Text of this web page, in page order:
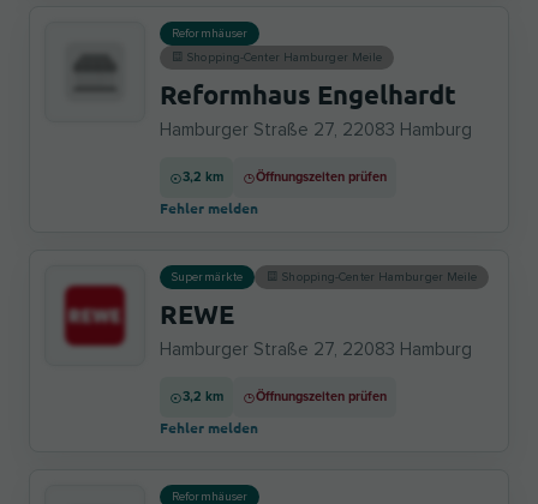
Reformhäuser
Shopping-Center Hamburger Meile
Reformhaus Engelhardt
Hamburger Straße 27, 22083 Hamburg
3,2 km Öffnungszeiten prüfen
Fehler melden
Supermärkte Shopping-Center Hamburger Meile
REWE
Hamburger Straße 27, 22083 Hamburg
3,2 km Öffnungszeiten prüfen
Fehler melden
Reformhäuser